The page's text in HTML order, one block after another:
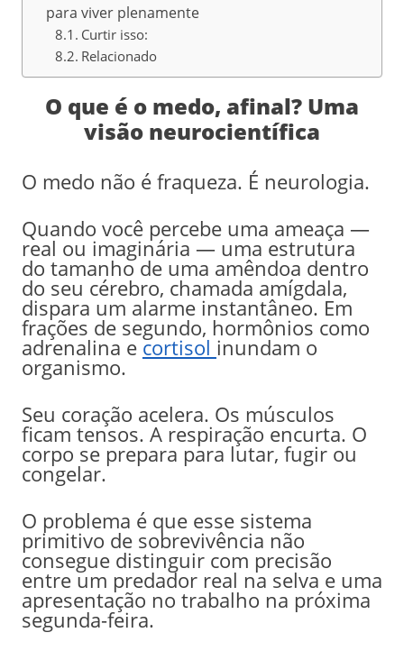
para viver plenamente
Curtir isso:
Relacionado
O que é o medo, afinal? Uma
visão neurocientífica
O medo não é fraqueza. É neurologia.
Quando você percebe uma ameaça —
real ou imaginária — uma estrutura
do tamanho de uma amêndoa dentro
do seu cérebro, chamada amígdala,
dispara um alarme instantâneo. Em
frações de segundo, hormônios como
adrenalina e cortisol inundam o
organismo.
Seu coração acelera. Os músculos
ficam tensos. A respiração encurta. O
corpo se prepara para lutar, fugir ou
congelar.
O problema é que esse sistema
primitivo de sobrevivência não
consegue distinguir com precisão
entre um predador real na selva e uma
apresentação no trabalho na próxima
segunda-feira.